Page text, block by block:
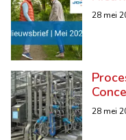
28 mei
28 mei